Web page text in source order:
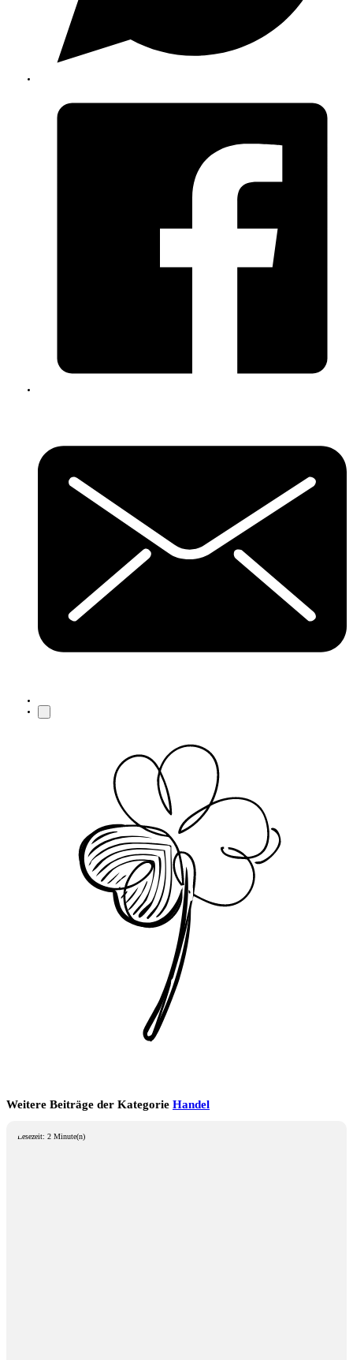
Weitere Beiträge der Kategorie Handel
Lesezeit: 2 Minute(n)